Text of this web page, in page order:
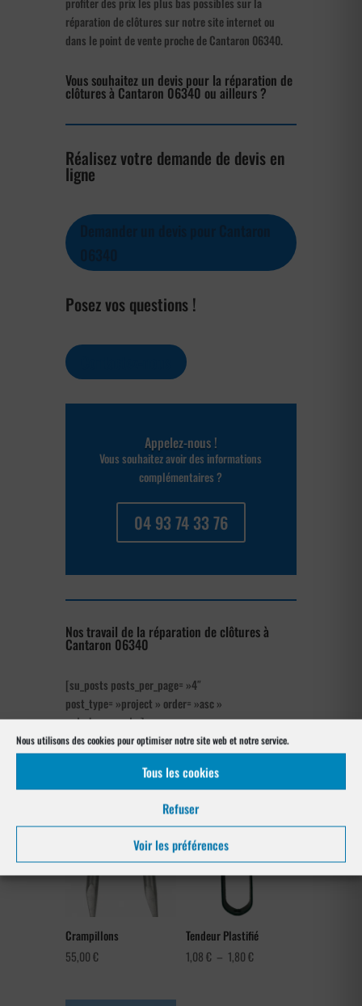
Nous utilisons des cookies pour optimiser notre site web et notre service.
Tous les cookies
Refuser
Voir les préférences
réparation de clôtures sur notre site internet ou
dans le point de vente proche de Cantaron 06340.
Vous souhaitez un devis pour la réparation de
clôtures à Cantaron 06340 ou ailleurs ?
Réalisez votre demande de devis en
ligne
Posez vos questions !
Appelez-nous !
Vous souhaitez avoir des informations
complémentaires ?
04 93 74 33 76
Nos travail de la réparation de clôtures à
Cantaron 06340
[su_posts posts_per_page= »4″
post_type= »project » order= »asc »
orderby= »rand »]
à Cantaron 06340
Crampillons
55,00€
Tendeur Plastifié
1,08€ – 1,80€Plage